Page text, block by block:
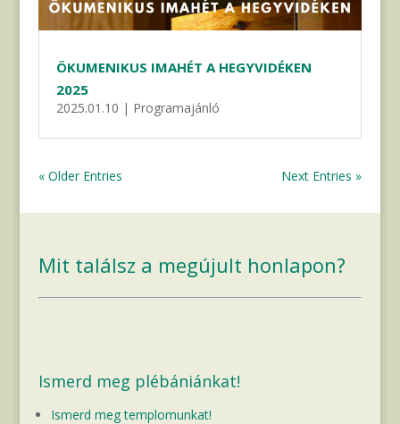
ÖKUMENIKUS IMAHÉT A HEGYVIDÉKEN
2025
2025.01.10 | Programajánló
« Older Entries Next Entries »
Mit találsz a megújult honlapon?
Ismerd meg plébániánkat!
Ismerd meg templomunkat!